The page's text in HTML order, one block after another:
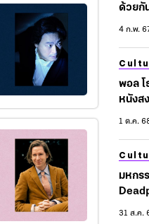
ด้วยกั
ความ
4 ก.พ.
พอล โธ
หนังสงค
จากคลั
1 ต.ค.
มหกร
อีกสา
31 ส.ค.